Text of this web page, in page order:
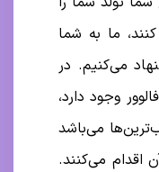
ما به شما
می‌کنیم. در
وجود دارد،
می‌باشد
اقدام می‌کنند.